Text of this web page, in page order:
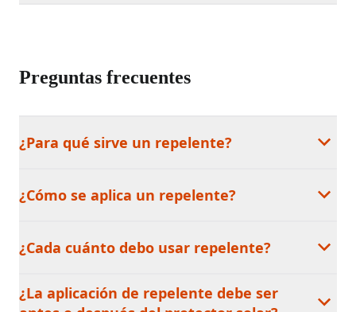
Preguntas frecuentes
¿Para qué sirve un repelente?
¿Cómo se aplica un repelente?
¿Cada cuánto debo usar repelente?
¿La aplicación de repelente debe ser